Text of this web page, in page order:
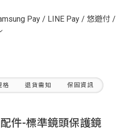
Pay / LINE Pay / 悠遊付 /
格 退貨需知 保固資訊